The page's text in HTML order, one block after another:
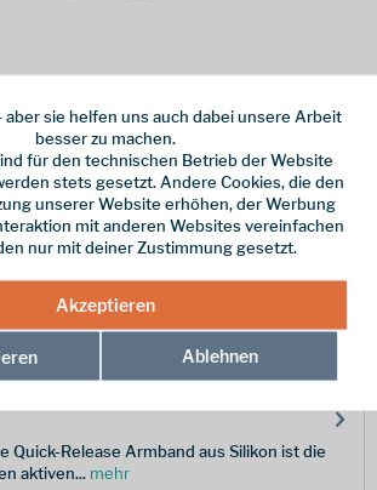
Ladenabholung
1-3 Werktage
In denWarenkorb
Quick-Release Armband aus Silikon ist die
aktiven... mehr
aber sie helfen uns auch dabei unsere Arbeit
besser zu machen.
für den technischen Betrieb der Website
stets gesetzt. Andere Cookies, die den
unserer Website erhöhen, der Werbung
mit anderen Websites vereinfachen
nur mit deiner Zustimmung gesetzt.
Akzeptieren
Ablehnen